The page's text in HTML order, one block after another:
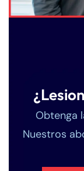
Obtenga
Nuestros